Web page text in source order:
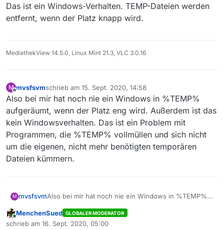
Das ist ein Windows-Verhalten. TEMP-Dateien werden
entfernt, wenn der Platz knapp wird.
MediathekView 14.5.0, Linux Mint 21.3, VLC 3.0.16
M
Offline
mvsfsvmschrieb am 15. Sept. 2020, 14:58
zuletzt editiert von
Also bei mir hat noch nie ein Windows in %TEMP%
aufgeräumt, wenn der Platz eng wird. Außerdem ist das
kein Windowsverhalten. Das ist ein Problem mit
Programmen, die %TEMP% vollmüllen und sich nicht
um die eigenen, nicht mehr benötigten temporären
Dateien kümmern.
M mvsfsvmAlso bei mir hat noch nie ein Windows in %TEMP%
das kein Windowsverhalten. Das ist ein Problem mit
Programmen, die %TEMP% vollmüllen und sich nicht
Online
MenchenSued GLOBALER MODERATOR
schrieb am 16. Sept. 2020, 05:00
zuletzt editiert von